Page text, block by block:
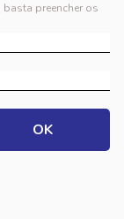
preencher os